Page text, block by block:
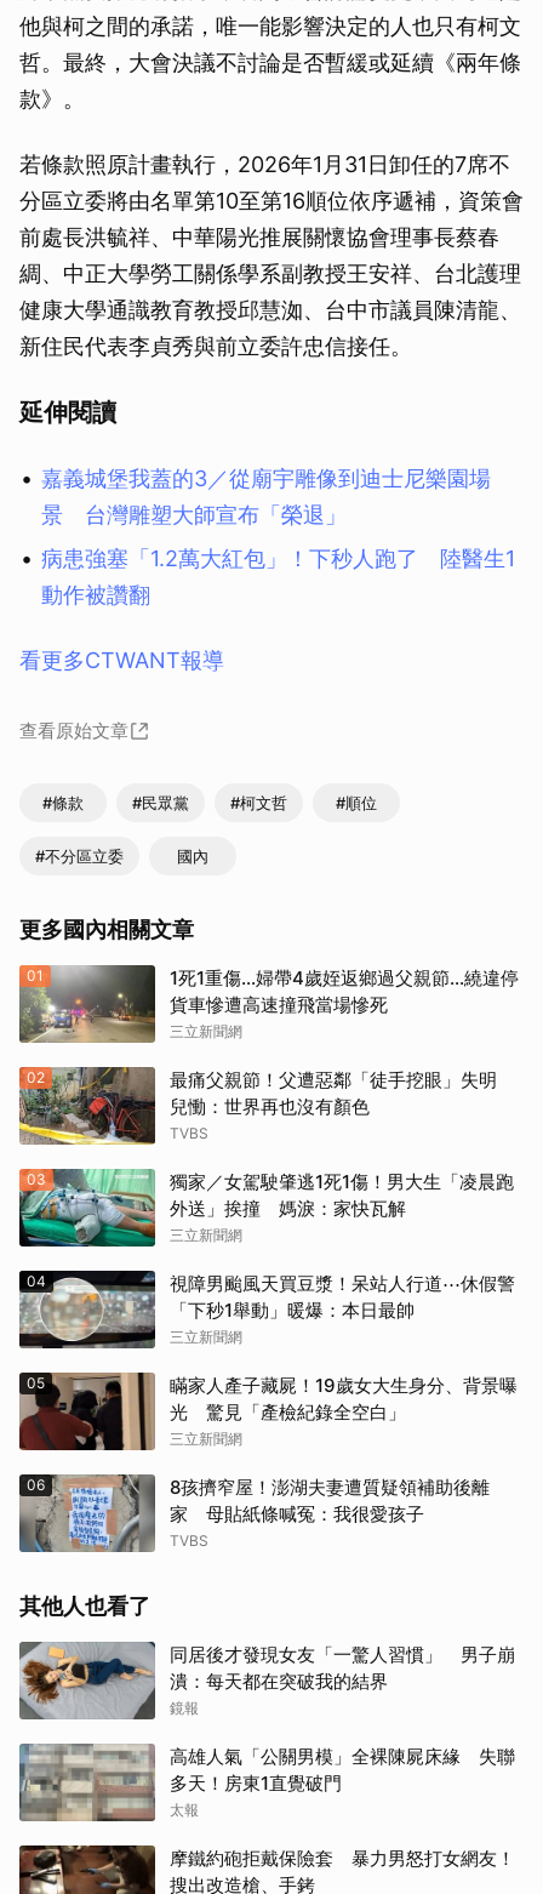
他與柯之間的承諾，唯一能影響決定的人也只有柯文
哲。最終，大會決議不討論是否暫緩或延續《兩年條
款》。
若條款照原計畫執行，2026年1月31日卸任的7席不
分區立委將由名單第10至第16順位依序遞補，資策會
前處長洪毓祥、中華陽光推展關懷協會理事長蔡春
綢、中正大學勞工關係學系副教授王安祥、台北護理
健康大學通識教育教授邱慧洳、台中市議員陳清龍、
新住民代表李貞秀與前立委許忠信接任。
延伸閱讀
嘉義城堡我蓋的3／從廟宇雕像到迪士尼樂園場
景 台灣雕塑大師宣布「榮退」
病患強塞「1.2萬大紅包」！下秒人跑了 陸醫生1
動作被讚翻
看更多CTWANT報導
查看原始文章
#條款 #民眾黨 #柯文哲 #順位
#不分區立委 國內
更多國內相關文章
01
1死1重傷…婦帶4歲姪返鄉過父親節…繞違停
貨車慘遭高速撞飛當場慘死
三立新聞網
02
最痛父親節！父遭惡鄰「徒手挖眼」失明
兒慟：世界再也沒有顏色
TVBS
03
獨家／女駕駛肇逃1死1傷！男大生「凌晨跑
外送」挨撞 媽淚：家快瓦解
三立新聞網
04
視障男颱風天買豆漿！呆站人行道⋯休假警
「下秒1舉動」暖爆：本日最帥
三立新聞網
05
瞞家人產子藏屍！19歲女大生身分、背景曝
光 驚見「產檢紀錄全空白」
三立新聞網
06
8孩擠窄屋！澎湖夫妻遭質疑領補助後離
家 母貼紙條喊冤：我很愛孩子
TVBS
其他人也看了
同居後才發現女友「一驚人習慣」 男子崩
潰：每天都在突破我的結界
鏡報
高雄人氣「公關男模」全裸陳屍床緣 失聯
多天！房東1直覺破門
太報
摩鐵約砲拒戴保險套 暴力男怒打女網友！
搜出改造槍、手銬